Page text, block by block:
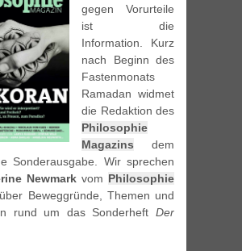
gegen Vorurteile
ist die
Information. Kurz
nach Beginn des
Fastenmonats
Ramadan widmet
die Redaktion des
Philosophie
Magazins dem
Sonderausgabe. Wir sprechen
Newmark vom Philosophie
über Beweggründe, Themen und
rund um das Sonderheft Der